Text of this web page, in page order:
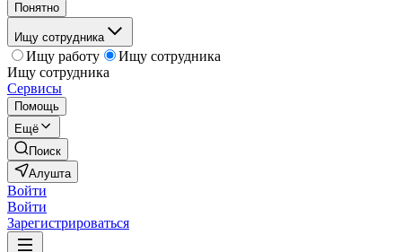
Понятно
Ищу сотрудника
Ищу работу
Ищу сотрудника
Ищу сотрудника
Сервисы
Помощь
Ещё
Поиск
Алушта
Войти
Войти
Зарегистрироваться